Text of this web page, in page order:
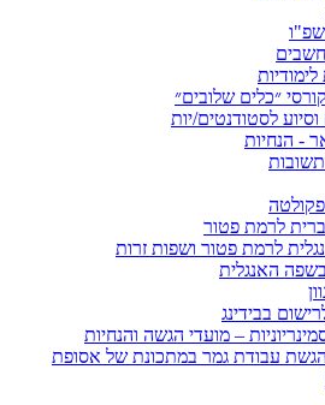
״כלים שלובים״
לסטודנטים/יות
- הנחיות
לרמת פטור
לרמת פטור ושפות זרות
האנגלית
בבידינג
– מועדי הגשה והנחיות
עבודת גמר במתכונת של אסופת